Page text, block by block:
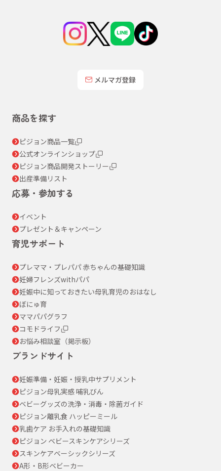
メルマガ登録
商品を探す
ピジョン商品一覧
公式オンラインショップ
ピジョン商品開発ストーリー
出産準備リスト
応募・参加する
イベント
プレゼント＆キャンペーン
育児サポート
プレママ・プレパパ 赤ちゃんの基礎知識
妊婦フレンズwithパパ
妊娠中に知っておきたい母乳育児のおはなし
ぼにゅ育
ママパパグラフ
コモドライフ
お悩み相談室（掲示板）
ブランドサイト
妊娠準備・妊娠・授乳中サプリメント
ピジョン母乳実感 哺乳びん
ベビーグッズの洗浄・消毒・除菌ガイド
ピジョン離乳食 ハッピーミール
乳歯ケア お手入れの基礎知識
ピジョン ベビースキンケアシリーズ
スキンケアベーシックシリーズ
A形・B形ベビーカー